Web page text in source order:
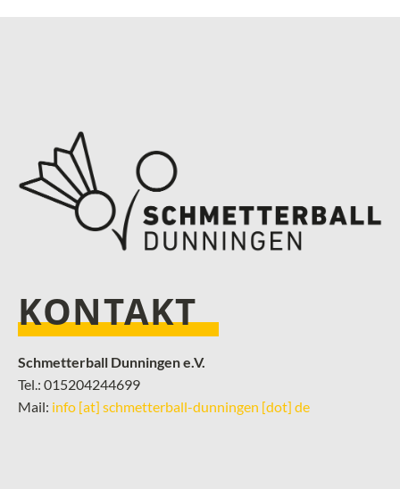
KONTAKT
Schmetterball Dunningen e.V.
Tel.: 015204244699
Mail: info [at] schmetterball-dunningen [dot] de